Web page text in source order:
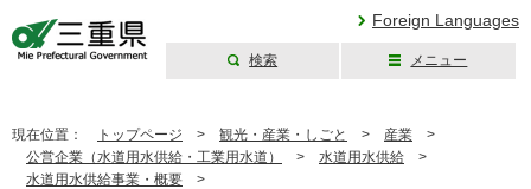
Foreign Languages
検索 メニュー
現在位置： トップページ > 観光・産業・しごと > 産業 >
公営企業（水道用水供給・工業用水道）
> 水道用水供給 >
水道用水供給事業・概要 >